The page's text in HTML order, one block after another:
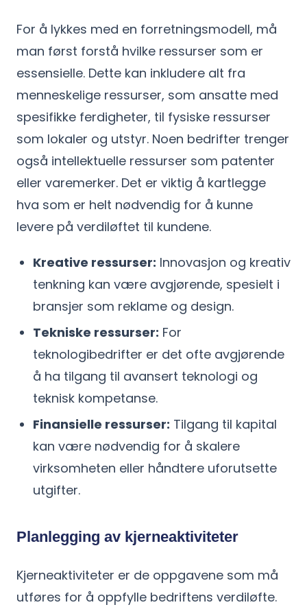
For å lykkes med en forretningsmodell, må
man først forstå hvilke ressurser som er
essensielle. Dette kan inkludere alt fra
menneskelige ressurser, som ansatte med
spesifikke ferdigheter, til fysiske ressurser
som lokaler og utstyr. Noen bedrifter trenger
også intellektuelle ressurser som patenter
eller varemerker. Det er viktig å kartlegge
hva som er helt nødvendig for å kunne
levere på verdiløftet til kundene.
Kreative ressurser: Innovasjon og kreativ
tenkning kan være avgjørende, spesielt i
bransjer som reklame og design.
Tekniske ressurser: For
teknologibedrifter er det ofte avgjørende
å ha tilgang til avansert teknologi og
teknisk kompetanse.
Finansielle ressurser: Tilgang til kapital
kan være nødvendig for å skalere
virksomheten eller håndtere uforutsette
utgifter.
Planlegging av kjerneaktiviteter
Kjerneaktiviteter er de oppgavene som må
utføres for å oppfylle bedriftens verdiløfte.